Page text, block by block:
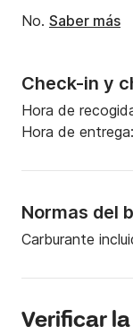
Check-in y
Hora de
Hora de entrega:
Normas del
Carburante
No. Saber más
Verificar